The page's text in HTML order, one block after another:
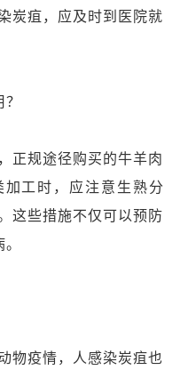
炭疽，应及时到医院就
正规途径购买的牛羊肉
工时，应注意生熟分
这些措施不仅可以预防
物疫情，人感染炭疽也